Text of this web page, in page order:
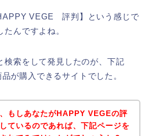
VEGE 評判】という感じで
んですよね。
検索をして発見したのが、下記
が購入できるサイトでした。
もしあなたがHAPPY VEGEの評
ているのであれば、下記ページを